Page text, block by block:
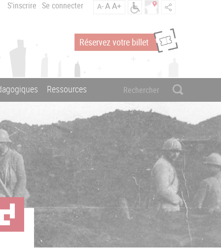
S'inscrire Se connecter A-AA+
Réservez votre billet
Ressources